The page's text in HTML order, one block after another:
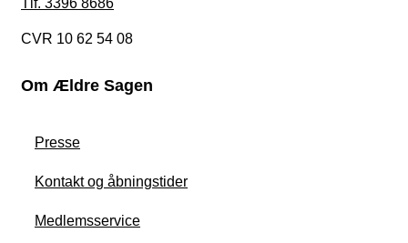
CVR 10 62 54 08
Om Ældre Sagen
Presse
Kontakt og åbningstider
Medlemsservice